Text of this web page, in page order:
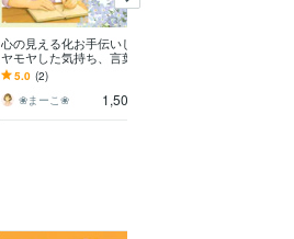
心の見える化お手伝いします ❀モ
ヤモヤした気持ち、言葉にしてみ
ませんか？
5.0 (2)
❀まーこ❀
1,500